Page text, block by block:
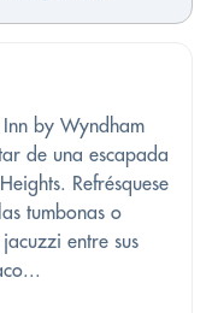
by Wyndham
de una escapada
Refrésquese
tumbonas o
entre sus